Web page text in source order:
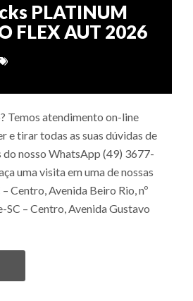
PLATINUM
FLEX AUT 2026
Temos atendimento on-line
e tirar todas as suas dúvidas de
nosso WhatsApp (49) 3677-
uma visita em uma de nossas
Centro, Avenida Beiro Rio, nº
SC – Centro, Avenida Gustavo